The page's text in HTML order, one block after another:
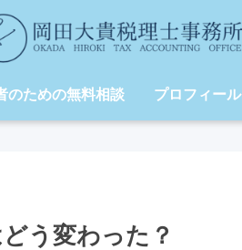
のための無料相談 プロフィール
う変わった？